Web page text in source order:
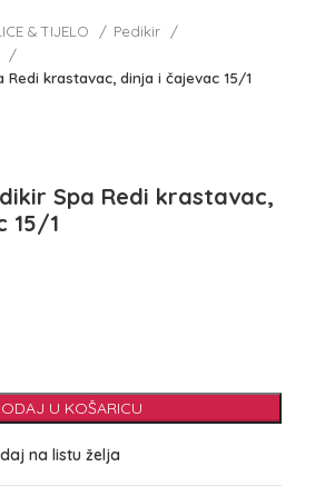
& TIJELO
Pedikir
Redi krastavac, dinja i čajevac 15/1
Spa Redi krastavac,
15/1
U KOŠARICU
na listu želja